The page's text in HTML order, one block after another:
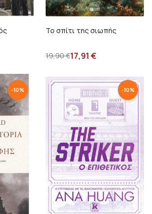
Το σπίτι της σιωπής
19,90€17,91 €
-10% -10%